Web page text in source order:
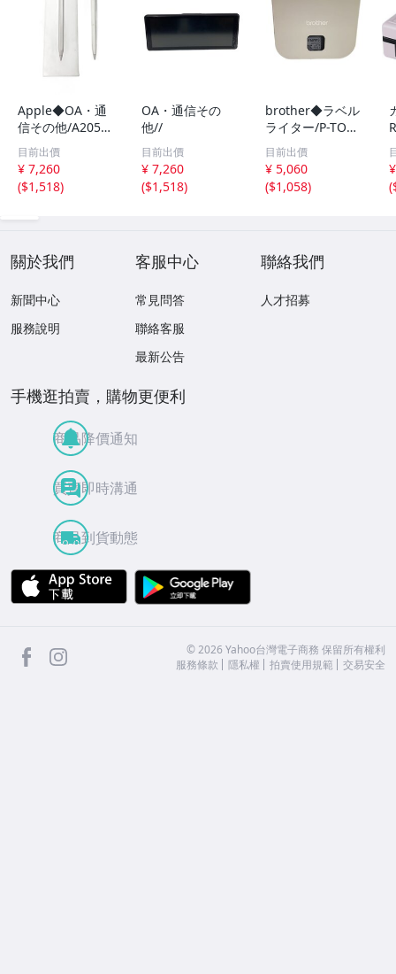
Apple◆OA・通
信その他/A2051/
アップル/ペンシ
ル/第二世代//
目前出價
¥ 7,260
($1,518)
OA・通信その
他//
目前出價
¥ 7,260
($1,518)
brother◆ラベル
ライター/P-TOUC
H CUBE/PT-P300
BT//
目前出價
¥ 5,060
($1,058)
(
關於我們
新聞中心
服務說明
客服中心
常見問答
聯絡客服
最新公告
聯絡我們
人才招募
手機逛拍賣，購物更便利
商品降價通知
買賣即時溝通
商品到貨動態
APP Store
facebook ©2026 Yahoo台灣電子商務 保留所有權利
服務條款
隱私權 拍賣使用規範 交易安全